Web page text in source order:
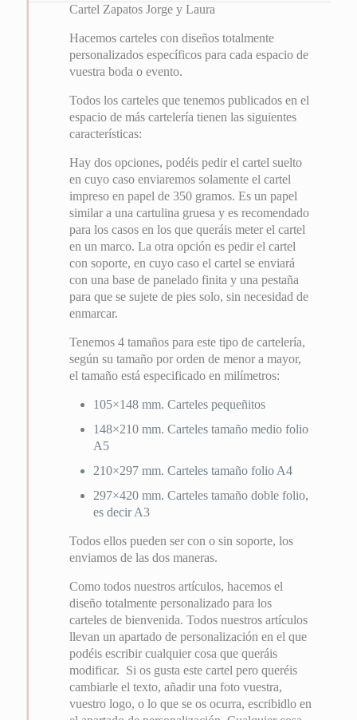
Cartel Zapatos Jorge y Laura
Hacemos carteles con diseños totalmente
personalizados específicos para cada espacio de
vuestra boda o evento.
Todos los carteles que tenemos publicados en el
espacio de más cartelería tienen las siguientes
características:
Hay dos opciones, podéis pedir el cartel suelto
en cuyo caso enviaremos solamente el cartel
impreso en papel de 350 gramos. Es un papel
similar a una cartulina gruesa y es recomendado
para los casos en los que queráis meter el cartel
en un marco. La otra opción es pedir el cartel
con soporte, en cuyo caso el cartel se enviará
con una base de panelado finita y una pestaña
para que se sujete de pies solo, sin necesidad de
enmarcar.
Tenemos 4 tamaños para este tipo de cartelería,
según su tamaño por orden de menor a mayor,
el tamaño está especificado en milímetros:
105×148 mm. Carteles pequeñitos
148×210 mm. Carteles tamaño medio folio
A5
210×297 mm. Carteles tamaño folio A4
297×420 mm. Carteles tamaño doble folio,
es decir A3
Todos ellos pueden ser con o sin soporte, los
enviamos de las dos maneras.
Como todos nuestros artículos, hacemos el
diseño totalmente personalizado para los
carteles de bienvenida. Todos nuestros artículos
llevan un apartado de personalización en el que
podéis escribir cualquier cosa que queráis
modificar. Si os gusta este cartel pero queréis
cambiarle el texto, añadir una foto vuestra,
vuestro logo, o lo que se os ocurra, escribidlo en